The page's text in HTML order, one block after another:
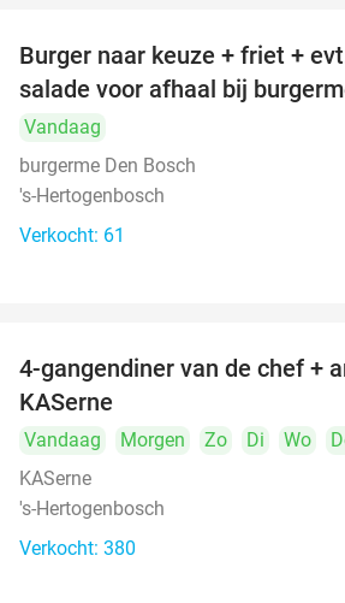
Burger naar keuze + friet +
salade voor afhaal bij
Vandaag
burgerme Den Bosch
's-Hertogenbosch
Verkocht: 61
4-gangendiner van de chef +
KASerne
Vandaag Morgen Zo Di Wo
KASerne
's-Hertogenbosch
Verkocht: 380